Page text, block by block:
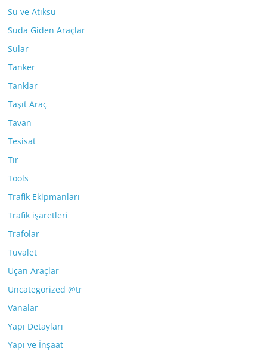
Su ve Atıksu
Suda Giden Araçlar
Sular
Tanker
Tanklar
Taşıt Araç
Tavan
Tesisat
Tır
Tools
Trafik Ekipmanları
Trafik işaretleri
Trafolar
Tuvalet
Uçan Araçlar
Uncategorized @tr
Vanalar
Yapı Detayları
Yapı ve İnşaat